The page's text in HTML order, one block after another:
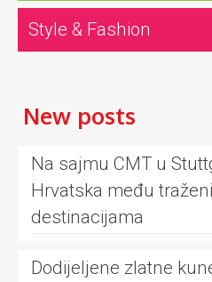
Style & Fashion
New posts
Na sajmu CMT u
Hrvatska među
destinacijama
Dodijeljene zlatne